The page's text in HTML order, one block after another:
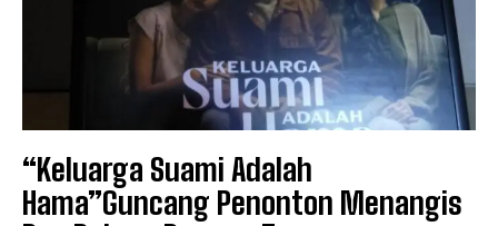
“Keluarga Suami Adalah
Hama”Guncang Penonton Menangis